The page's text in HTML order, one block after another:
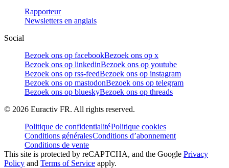
Rapporteur
Newsletters en anglais
Social
Bezoek ons op facebookBezoek ons op x
Bezoek ons op linkedinBezoek ons op youtube
Bezoek ons op rss-feedBezoek ons op instagram
Bezoek ons op mastodonBezoek ons op telegram
Bezoek ons op blueskyBezoek ons op threads
© 2026 Euractiv FR. All rights reserved.
Politique de confidentialitéPolitique cookies
Conditions généralesConditions d’abonnement
Conditions de vente
This site is protected by reCAPTCHA, and the Google Privacy
Policy and Terms of Service apply.